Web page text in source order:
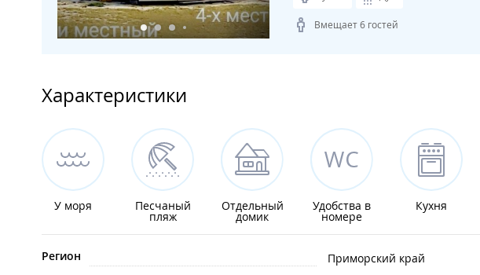
Вмещает 6 гостей
Характеристики
У моря Песчаный
пляж
Отдельный
домик
Удобства в
номере
Кухня
Регион
Приморский край